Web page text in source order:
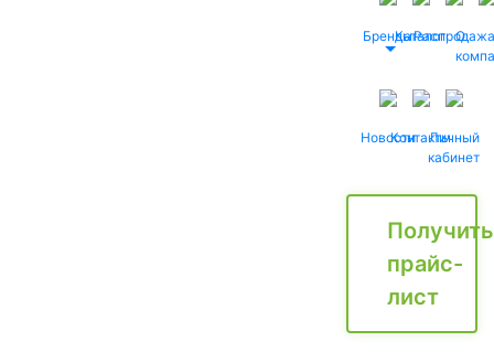
БрендыКаталог
Распродажа
О
НовостиКонтактыЛичный
кабинет
Получить
прайс-
лист